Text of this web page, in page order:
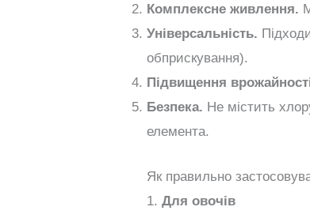
Комплексне живлення.
Універсальність.
обприскування).
Підвищення
Безпека. Не містить
елемента.
Як правильно
1.Для овочів